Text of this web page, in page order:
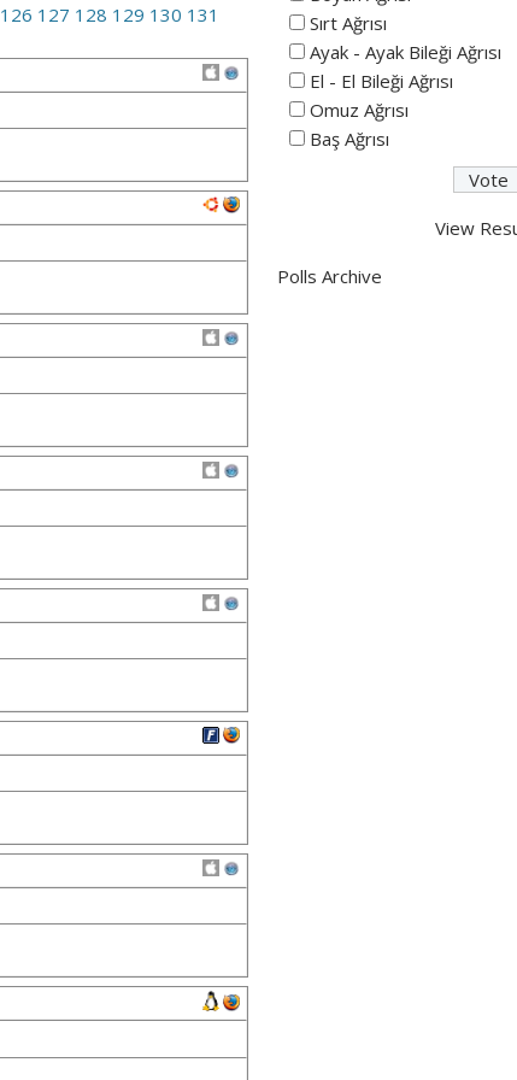
126 127 128 129 130 131
Sırt Ağrısı
Ayak - Ayak Bileği Ağrısı
El - El Bileği Ağrısı
Omuz Ağrısı
Baş Ağrısı
View
Polls Archive